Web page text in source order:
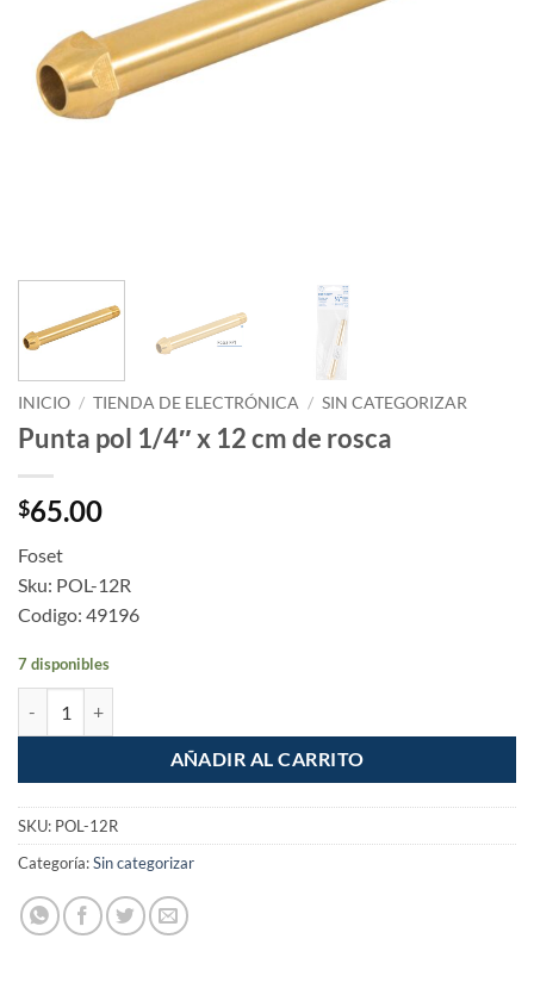
INICIO / TIENDA DE ELECTRÓNICA / SIN CATEGORIZAR
Punta pol 1/4″ x 12 cm de rosca
$65.00
Foset
Sku: POL-12R
Codigo: 49196
7 disponibles
AÑADIR AL CARRITO
SKU: POL-12R
Categoría:Sin categorizar